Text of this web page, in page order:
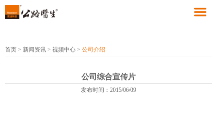
首页 > 新闻资讯 > 视频中心 > 公司介绍
公司综合宣传片
发布时间：2015/06/09